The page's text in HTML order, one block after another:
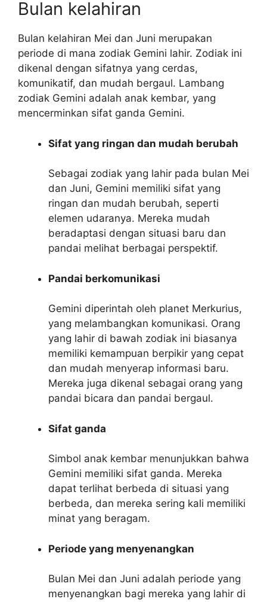
Bulan kelahiran
Bulan kelahiran Mei dan Juni merupakan
periode di mana zodiak Gemini lahir. Zodiak ini
dikenal dengan sifatnya yang cerdas,
komunikatif, dan mudah bergaul. Lambang
zodiak Gemini adalah anak kembar, yang
mencerminkan sifat ganda Gemini.
Sifat yang ringan dan mudah berubah
Sebagai zodiak yang lahir pada bulan Mei
dan Juni, Gemini memiliki sifat yang
ringan dan mudah berubah, seperti
elemen udaranya. Mereka mudah
beradaptasi dengan situasi baru dan
pandai melihat berbagai perspektif.
Pandai berkomunikasi
Gemini diperintah oleh planet Merkurius,
yang melambangkan komunikasi. Orang
yang lahir di bawah zodiak ini biasanya
memiliki kemampuan berpikir yang cepat
dan mudah menyerap informasi baru.
Mereka juga dikenal sebagai orang yang
pandai bicara dan pandai bergaul.
Sifat ganda
Simbol anak kembar menunjukkan bahwa
Gemini memiliki sifat ganda. Mereka
dapat terlihat berbeda di situasi yang
berbeda, dan mereka sering kali memiliki
minat yang beragam.
Periode yang menyenangkan
Bulan Mei dan Juni adalah periode yang
menyenangkan bagi mereka yang lahir di